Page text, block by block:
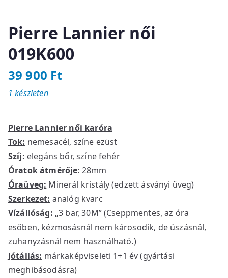
Pierre Lannier női
019K600
39 900 Ft
Pierre Lannier női karóra
Tok: nemesacél, színe ezüst
Szíj: elegáns bőr, színe fehér
Óratok átmérője: 28mm
Óraüveg: Minerál kristály (edzett ásványi üveg)
Szerkezet: analóg kvarc
Vízállóság: „3 bar, 30M” (Cseppmentes, az óra
esőben, kézmosásnál nem károsodik, de úszásnál,
zuhanyzásnál nem használható.)
Jótállás: márkaképviseleti 1+1 év (gyártási
meghibásodásra)
1 készleten